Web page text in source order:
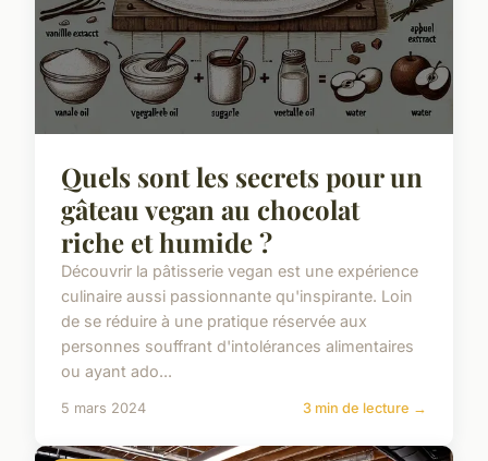
Quels sont les secrets pour un
gâteau vegan au chocolat
riche et humide ?
Découvrir la pâtisserie vegan est une expérience
culinaire aussi passionnante qu'inspirante. Loin
de se réduire à une pratique réservée aux
personnes souffrant d'intolérances alimentaires
ou ayant ado...
5 mars 2024 3 min de lecture →